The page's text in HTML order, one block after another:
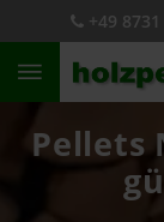
+49
Pellets